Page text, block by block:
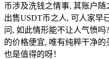
币涉及洗钱之情事, 其账户
出售USDT币之人, 可人家早
问, 如此情形能不让人气愤
的价格便宜, 唯有纯粹干净
也是值得的呀！